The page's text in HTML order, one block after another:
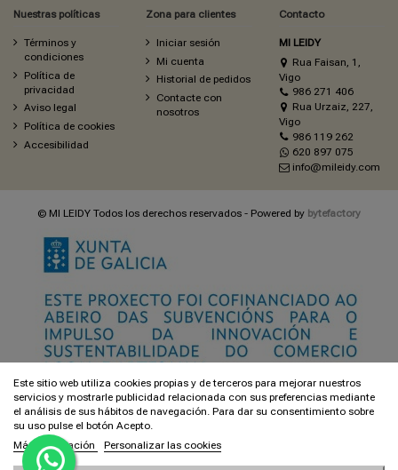
Nuestras políticas
Términos y
condiciones
Política de
privacidad
Aviso legal
Política de cookies
Accesibilidad
Zona para clientes
Iniciar sesión
Mi cuenta
Historial de pedidos
Contacte con
nosotros
Contacto
MI LEIDY
Rua Faisan, 1,
Vigo
986 271 406
Rua Urzaiz, 227,
Vigo
986 119 262
620 897 075
info@mileidy.com
Este sitio web utiliza cookies propias y de terceros para mejorar nuestros
servicios y mostrarle publicidad relacionada con sus preferencias mediante
el análisis de sus hábitos de navegación. Para dar su consentimiento sobre
su uso pulse el botón Acepto.
Más información
Personalizar las cookies
© MI LEIDY Todos los derechos reservados - Powered by bytefactory